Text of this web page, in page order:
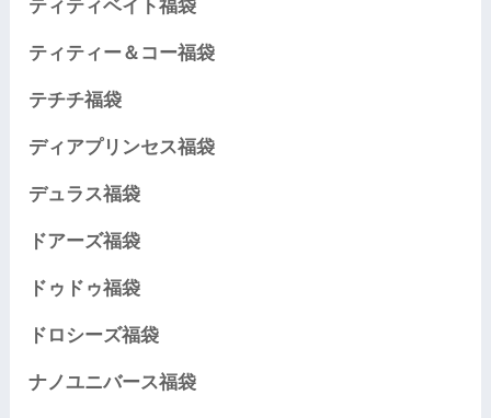
ティティベイト福袋
ティティー＆コー福袋
テチチ福袋
ディアプリンセス福袋
デュラス福袋
ドアーズ福袋
ドゥドゥ福袋
ドロシーズ福袋
ナノユニバース福袋